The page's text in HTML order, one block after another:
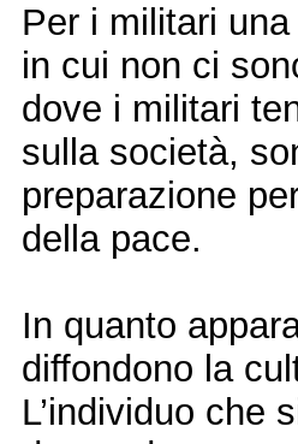
Per i militari
in cui non ci
dove i militari
sulla società,
preparazione
della pace.
In quanto
diffondono la
L’individuo che